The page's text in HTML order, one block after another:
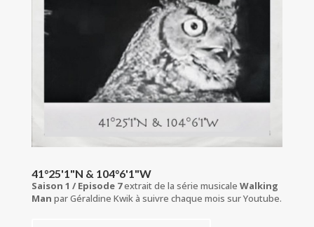
41°25'1"N & 104°6'1"W
Saison 1 / Episode 7extrait de la série musicale Walking
Man par Géraldine Kwik à suivre chaque mois sur Youtube.